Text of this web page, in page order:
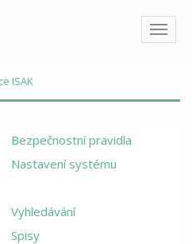
ISAK
Bezpečnostní pravidla
Nastavení systému
Vyhledávání
Spisy